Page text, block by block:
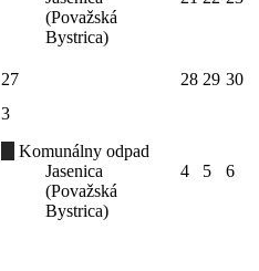
(Považská
Bystrica)
27 28 29 30
3
Komunálny odpad
Jasenica
(Považská
Bystrica)
4 5 6